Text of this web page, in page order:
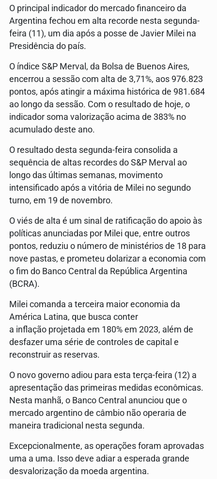
O principal indicador do mercado financeiro da
Argentina fechou em alta recorde nesta segunda-
feira (11), um dia após a posse de Javier Milei na
Presidência do país.
O índice S&P Merval, da Bolsa de Buenos Aires,
encerrou a sessão com alta de 3,71%, aos 976.823
pontos, após atingir a máxima histórica de 981.684
ao longo da sessão. Com o resultado de hoje, o
indicador soma valorização acima de 383% no
acumulado deste ano.
O resultado desta segunda-feira consolida a
sequência de altas recordes do S&P Merval ao
longo das últimas semanas, movimento
intensificado após a vitória de Milei no segundo
turno, em 19 de novembro.
O viés de alta é um sinal de ratificação do apoio às
políticas anunciadas por Milei que, entre outros
pontos, reduziu o número de ministérios de 18 para
nove pastas, e prometeu dolarizar a economia com
o fim do Banco Central da República Argentina
(BCRA).
Milei comanda a terceira maior economia da
América Latina, que busca conter
a inflação projetada em 180% em 2023, além de
desfazer uma série de controles de capital e
reconstruir as reservas.
O novo governo adiou para esta terça-feira (12) a
apresentação das primeiras medidas econômicas.
Nesta manhã, o Banco Central anunciou que o
mercado argentino de câmbio não operaria de
maneira tradicional nesta segunda.
Excepcionalmente, as operações foram aprovadas
uma a uma. Isso deve adiar a esperada grande
desvalorização da moeda argentina.